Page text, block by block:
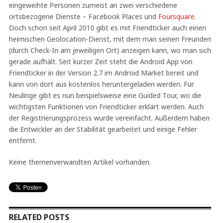
eingeweihte Personen zumeist an zwei verschiedene
ortsbezogene Dienste – Facebook Places und Foursquare.
Doch schon seit April 2010 gibt es mit Friendticker auch einen
heimischen Geolocation-Dienst, mit dem man seinen Freunden
(durch Check-In am jeweiligen Ort) anzeigen kann, wo man sich
gerade aufhält. Seit kurzer Zeit steht die Android App von
Friendticker in der Version 2.7 im Android Market bereit und
kann von dort aus kostenlos heruntergeladen werden. Für
Neulinge gibt es nun beispielsweise eine Guided Tour, wo die
wichtigsten Funktionen von Friendticker erklärt werden. Auch
der Registrierungsprozess wurde vereinfacht. Außerdem haben
die Entwickler an der Stabilität gearbeitet und einige Fehler
entfernt.
Keine themenverwandten Artikel vorhanden.
RELATED POSTS